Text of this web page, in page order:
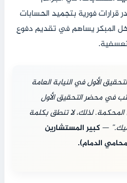
قرارات فورية بتجميد الحسابات
المبكر يساهم في تقديم دفوع
الأول في النيابة العامة
في محضر التحقيق الأول
لذلك، لا تنطق بكلمة
—كبير المستشارين
الدمام).